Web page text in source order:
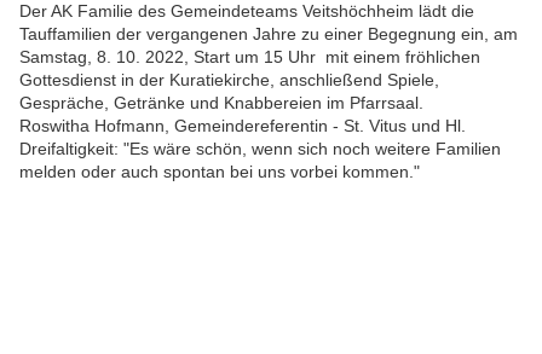
Der AK Familie des Gemeindeteams Veitshöchheim lädt die
Tauffamilien der vergangenen Jahre zu einer Begegnung ein, am
Samstag, 8. 10. 2022, Start um 15 Uhr mit einem fröhlichen
Gottesdienst in der Kuratiekirche, anschließend Spiele,
Gespräche, Getränke und Knabbereien im Pfarrsaal.
Roswitha Hofmann, Gemeindereferentin - St. Vitus und Hl.
Dreifaltigkeit: "Es wäre schön, wenn sich noch weitere Familien
melden oder auch spontan bei uns vorbei kommen."